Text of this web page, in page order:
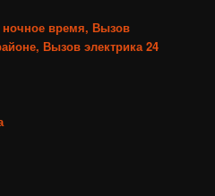
время, Вызов
Вызов электрика 24